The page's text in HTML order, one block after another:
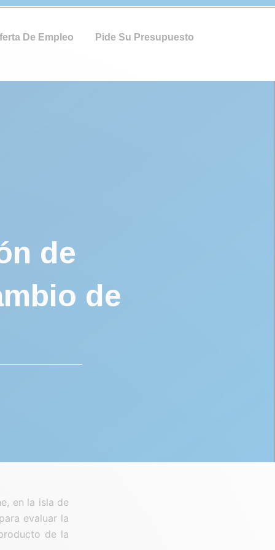
De Empleo Pide Su Presupuesto
de
de
en la isla de
evaluar la
de la